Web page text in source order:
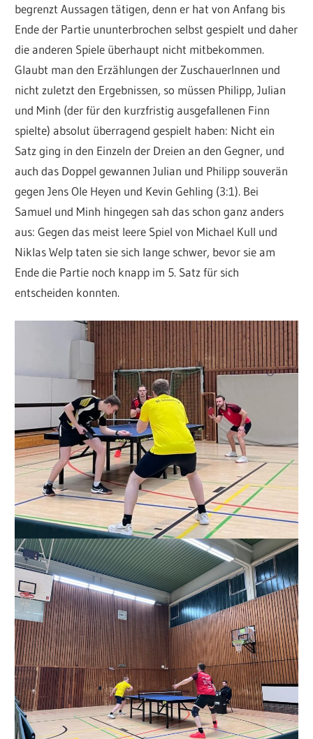
begrenzt Aussagen tätigen, denn er hat von Anfang bis
Ende der Partie ununterbrochen selbst gespielt und daher
die anderen Spiele überhaupt nicht mitbekommen.
Glaubt man den Erzählungen der ZuschauerInnen und
nicht zuletzt den Ergebnissen, so müssen Philipp, Julian
und Minh (der für den kurzfristig ausgefallenen Finn
spielte) absolut überragend gespielt haben: Nicht ein
Satz ging in den Einzeln der Dreien an den Gegner, und
auch das Doppel gewannen Julian und Philipp souverän
gegen Jens Ole Heyen und Kevin Gehling (3:1). Bei
Samuel und Minh hingegen sah das schon ganz anders
aus: Gegen das meist leere Spiel von Michael Kull und
Niklas Welp taten sie sich lange schwer, bevor sie am
Ende die Partie noch knapp im 5. Satz für sich
entscheiden konnten.